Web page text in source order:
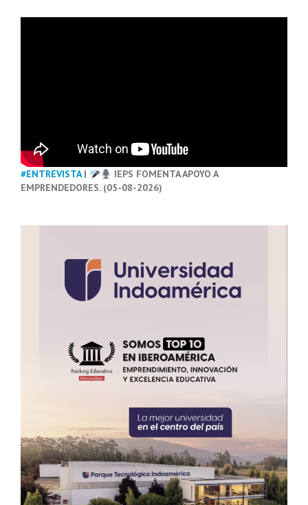
#ENTREVISTA|
IEPS FOMENTA APOYO A
EMPRENDEDORES. (05-08-2026)